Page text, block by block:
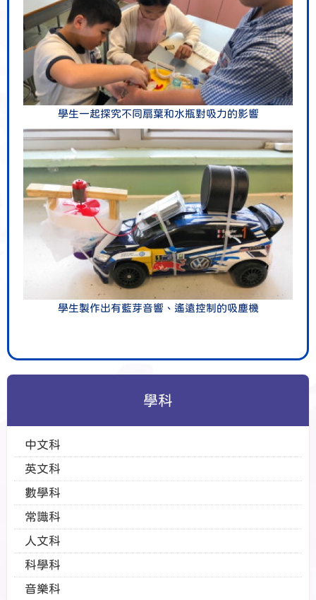
學生一起探究不同扇葉和水瓶對吸力的影響
學生製作出有藍芽音響、遙遠控制的吸塵機
學科
中文科
英文科
數學科
常識科
人文科
科學科
音樂科